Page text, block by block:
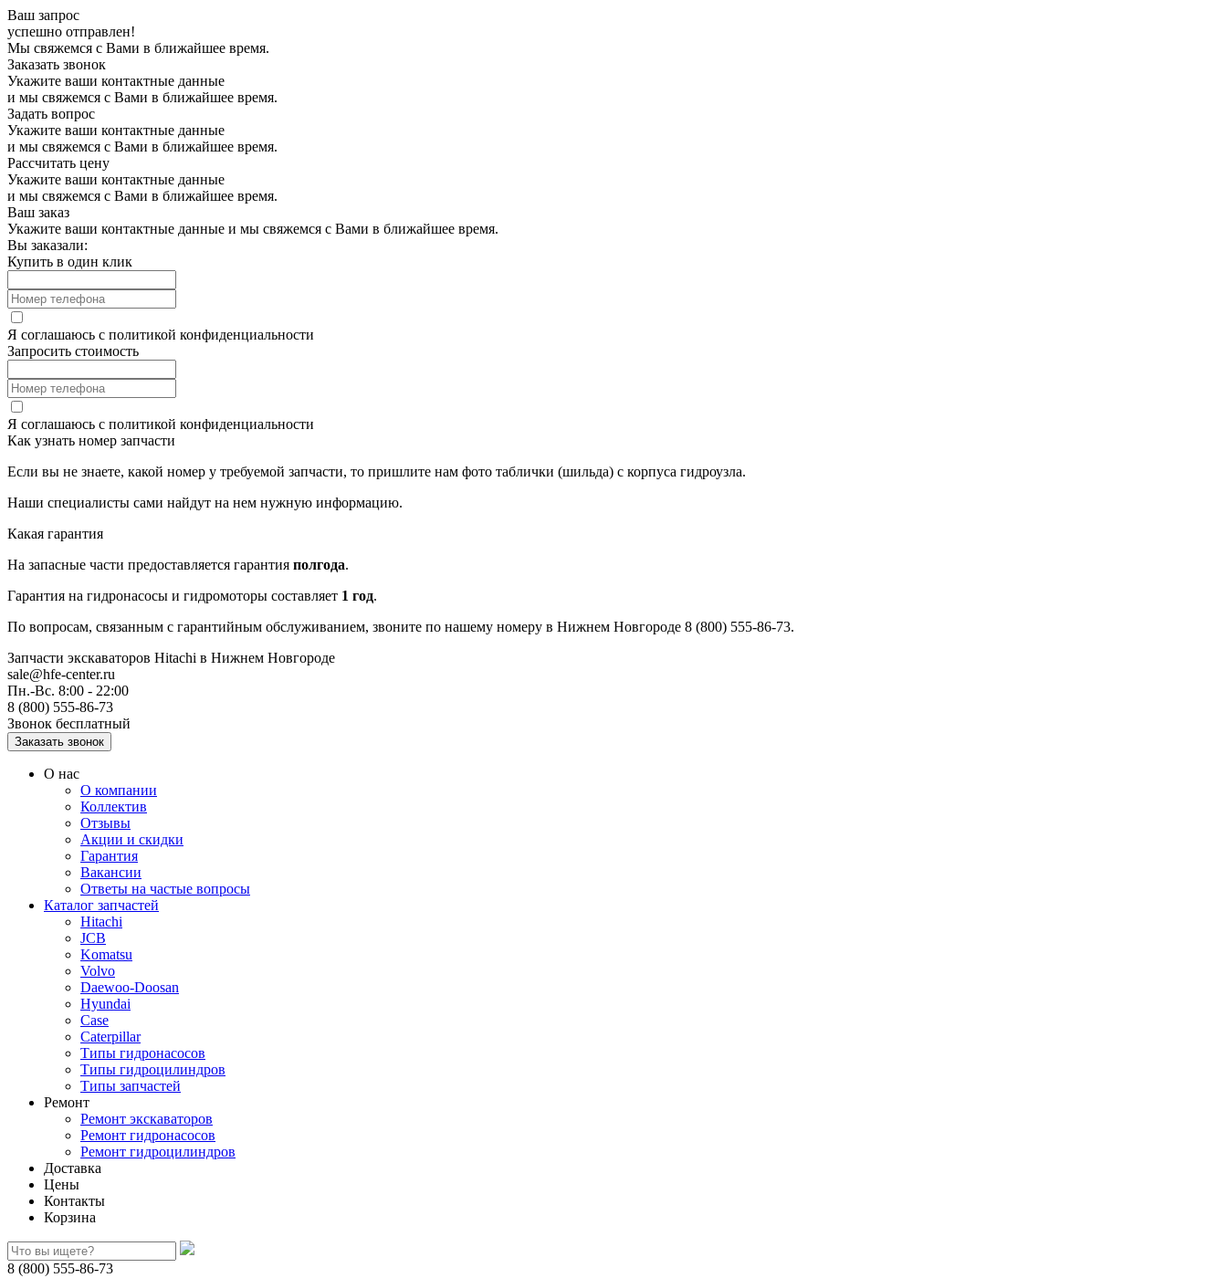
Ваш запрос
успешно отправлен!
Мы свяжемся с Вами в ближайшее время.
Заказать звонок
Укажите ваши контактные данные
и мы свяжемся с Вами в ближайшее время.
Задать вопрос
Укажите ваши контактные данные
и мы свяжемся с Вами в ближайшее время.
Рассчитать цену
Укажите ваши контактные данные
и мы свяжемся с Вами в ближайшее время.
Ваш заказ
Укажите ваши контактные данные и мы свяжемся с Вами в ближайшее время.
Вы заказали:
Купить в один клик
Я соглашаюсь с политикой конфиденциальности
Запросить стоимость
Я соглашаюсь с политикой конфиденциальности
Как узнать номер запчасти
Если вы не знаете, какой номер у требуемой запчасти, то пришлите нам фото таблички (шильда) с корпуса гидроузла.
Наши специалисты сами найдут на нем нужную информацию.
Какая гарантия
На запасные части предоставляется гарантия полгода.
Гарантия на гидронасосы и гидромоторы составляет 1 год.
По вопросам, связанным с гарантийным обслуживанием, звоните по нашему номеру в Нижнем Новгороде 8 (800) 555-86-73.
Запчасти экскаваторов Hitachi в Нижнем Новгороде
sale@hfe-center.ru
Пн.-Вс. 8:00 - 22:00
8 (800) 555-86-73
Звонок бесплатный
О нас
О компании
Коллектив
Отзывы
Акции и скидки
Гарантия
Вакансии
Ответы на частые вопросы
Каталог запчастей
Hitachi
JCB
Komatsu
Volvo
Daewoo-Doosan
Hyundai
Case
Caterpillar
Типы гидронасосов
Типы гидроцилиндров
Типы запчастей
Ремонт
Ремонт экскаваторов
Ремонт гидронасосов
Ремонт гидроцилиндров
Доставка
Цены
Контакты
Корзина
8 (800) 555-86-73